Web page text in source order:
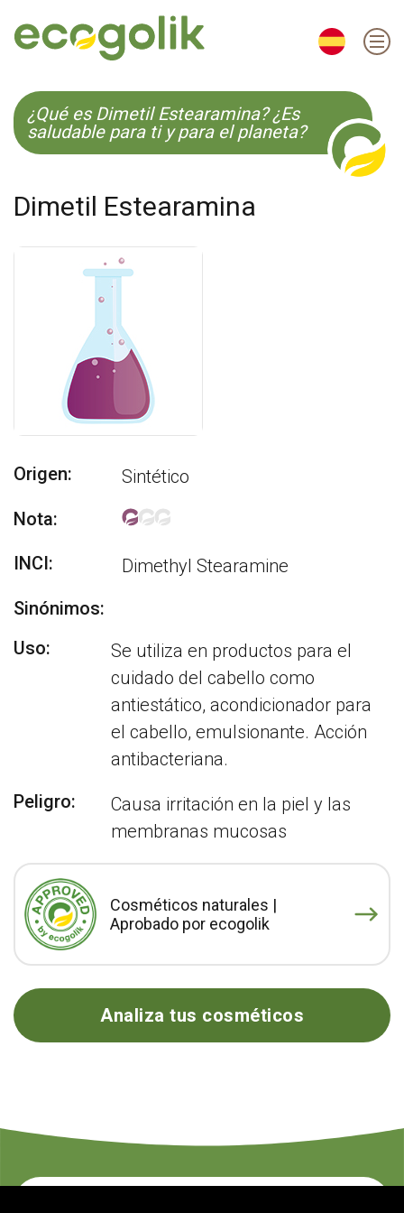
EN ES CS KO
¿Qué es Dimetil Estearamina? ¿Es
saludable para ti y para el planeta?
Dimetil Estearamina
Origen:
Sintético
Nota:
INCI:
Dimethyl Stearamine
Sinónimos:
Uso:
Se utiliza en productos para el
cuidado del cabello como
antiestático, acondicionador para
el cabello, emulsionante. Acción
antibacteriana.
Peligro:
Causa irritación en la piel y las
membranas mucosas
Cosméticos naturales |
Aprobado por ecogolik
Analiza tus cosméticos